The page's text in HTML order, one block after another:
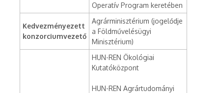
Operatív Program keretében
Kedvezményezett
konzorciumvezető
Agrárminisztérium (jogelődje
a Földművelésügyi
Minisztérium)
HUN-REN Ökológiai
Kutatóközpont
HUN-REN Agrártudományi